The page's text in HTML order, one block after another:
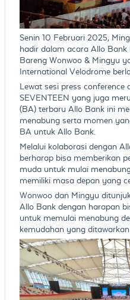
Senin 10 Februari 2025,
hadir dalam acara Allo
Bareng Wonwoo & Mingyu
International Velodrome
Lewat sesi press
SEVENTEEN yang juga
(BA) terbaru Allo Bank ini
menabung serta momen
BA untuk Allo Bank.
Melalui kolaborasi dengan
berharap bisa memberikan
muda untuk mulai
memiliki masa depan yang
Wonwoo dan Mingyu
Allo Bank dengan harapan
untuk memulai menabung
kemudahan yang